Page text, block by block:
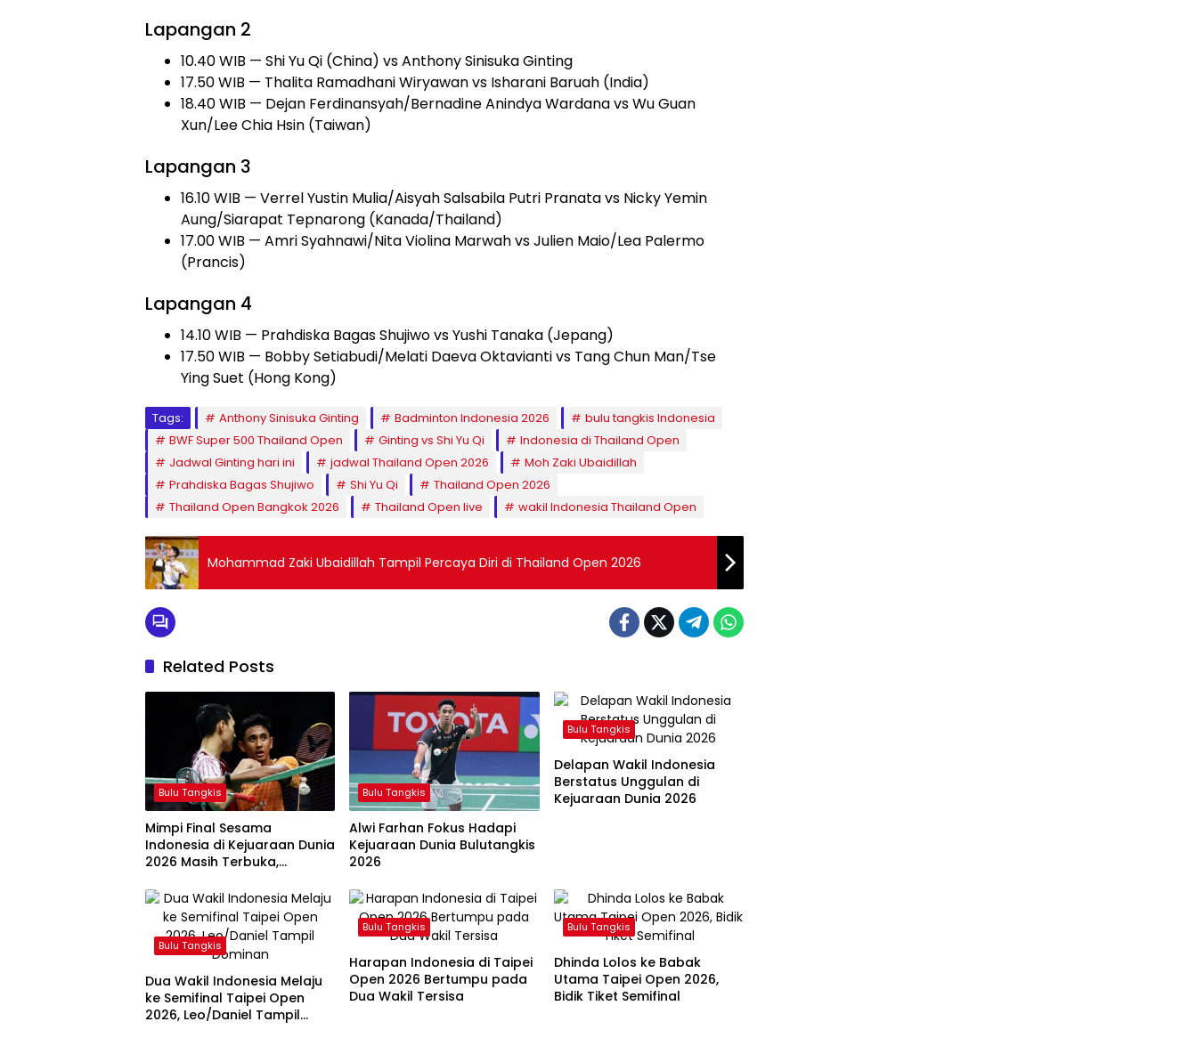
Lapangan 2
10.40 WIB — Shi Yu Qi (China) vs Anthony Sinisuka Ginting
17.50 WIB — Thalita Ramadhani Wiryawan vs Isharani Baruah (India)
18.40 WIB — Dejan Ferdinansyah/Bernadine Anindya Wardana vs Wu Guan
Xun/Lee Chia Hsin (Taiwan)
Lapangan 3
16.10 WIB — Verrel Yustin Mulia/Aisyah Salsabila Putri Pranata vs Nicky Yemin
Aung/Siarapat Tepnarong (Kanada/Thailand)
17.00 WIB — Amri Syahnawi/Nita Violina Marwah vs Julien Maio/Lea Palermo
(Prancis)
Lapangan 4
14.10 WIB — Prahdiska Bagas Shujiwo vs Yushi Tanaka (Jepang)
17.50 WIB — Bobby Setiabudi/Melati Daeva Oktavianti vs Tang Chun Man/Tse
Ying Suet (Hong Kong)
Tags: Anthony Sinisuka Ginting Badminton Indonesia 2026
bulu tangkis Indonesia
BWF Super 500 Thailand Open
Ginting vs Shi Yu Qi
Indonesia di Thailand Open
Jadwal Ginting hari ini
jadwal Thailand Open 2026
Moh Zaki Ubaidillah
Prahdiska Bagas Shujiwo
Shi Yu Qi
Thailand Open 2026
Thailand Open Bangkok 2026
Thailand Open live wakil Indonesia Thailand Open
Mohammad Zaki Ubaidillah Tampil Percaya Diri di Thailand Open 2026
Related Posts
Bulu Tangkis
Mimpi Final Sesama
Indonesia di Kejuaraan Dunia
2026 Masih Terbuka,
Jalur Berbeda
Bulu Tangkis
Alwi Farhan Fokus Hadapi
Kejuaraan Dunia Bulutangkis
2026
Bulu Tangkis
Delapan Wakil Indonesia
Berstatus Unggulan di
Kejuaraan Dunia 2026
Bulu Tangkis
Dua Wakil Indonesia Melaju
ke Semifinal Taipei Open
2026, Leo/Daniel Tampil
Bulu Tangkis
Harapan Indonesia di Taipei
Open 2026 Bertumpu pada
Dua Wakil Tersisa
Bulu Tangkis
Dhinda Lolos ke Babak
Utama Taipei Open 2026,
Bidik Tiket Semifinal